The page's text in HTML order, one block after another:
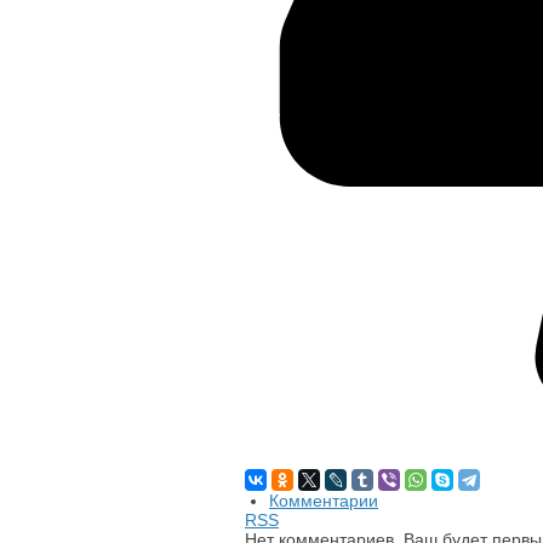
Комментарии
RSS
Нет комментариев. Ваш будет